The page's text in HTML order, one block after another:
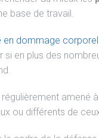
base de travail.
en dommage corporel
si en plus des
amené
ou différents de